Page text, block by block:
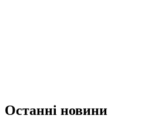
Останні новини